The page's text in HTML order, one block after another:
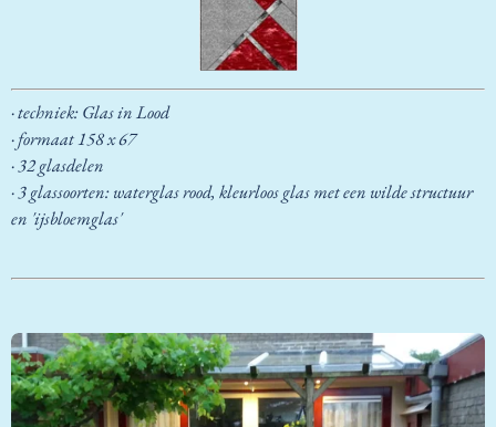
· techniek: Glas in Lood
·formaat 158 x 67
· 32 glasdelen
· 3 glassoorten: waterglas rood, kleurloos glas met een wilde structuur
en 'ijsbloemglas'